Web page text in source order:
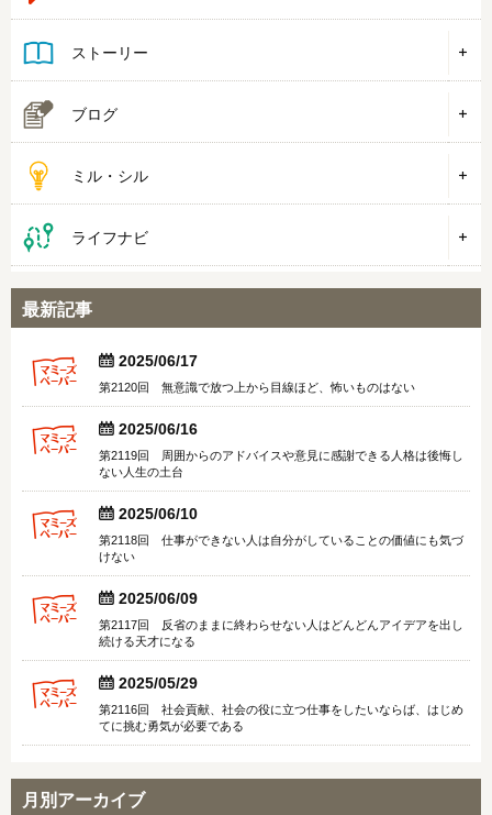
ストーリー
ブログ
ミル・シル
ライフナビ
最新記事
  2025/06/17
第2120回 無意識で放つ上から目線ほど、怖いものはない
  2025/06/16
第2119回 周囲からのアドバイスや意見に感謝できる人格は後悔し
ない人生の土台
  2025/06/10
第2118回 仕事ができない人は自分がしていることの価値にも気づ
けない
  2025/06/09
第2117回 反省のままに終わらせない人はどんどんアイデアを出し
続ける天才になる
  2025/05/29
第2116回 社会貢献、社会の役に立つ仕事をしたいならば、はじめ
てに挑む勇気が必要である
月別アーカイブ